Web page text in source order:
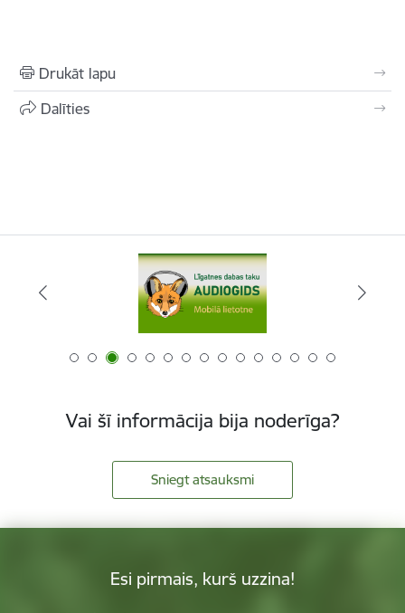
Drukāt lapu
Dalīties
Vai šī informācija bija noderīga?
Sniegt atsauksmi
Esi pirmais, kurš uzzina!